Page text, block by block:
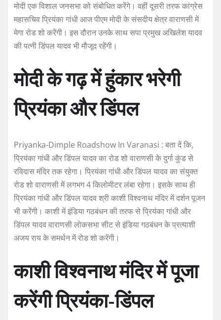
मोदी एक विशाल जनसभा को संबोधित करेंगे। वहीं दूसरी तरफ कांग्रेस
महासचिव प्रियंका गांधी आज पीएम मोदी के संसदीय क्षेत्र वाराणसी में
मेगा रोड शो करेंगी। इस दौरान उनके साथ सपा प्रमुख अखिलेश यादव
की पत्नी डिंपल यादव भी मौजूद रहेंगी।
मोदी के गढ़ में हुंकार भरेगी
प्रियंका और डिंपल
Priyanka-Dimple Roadshow In Varanasi : बता दें कि,
प्रियंका गांधी और डिंपल यादव का रोड शो वाराणसी के दुर्गा कुंड से
रविदास मंदिर तक रहेगा। प्रियंका गांधी और डिंपल यादव का संयुक्त
रोड शो वाराणसी में लगभग 4 किलोमीटर लंबा रहेगा। इसके साथ ही
प्रियंका गांधी और डिंपल यादव श्री काशी विश्वनाथ मंदिर में दर्शन पूजन
भी करेंगी। काशी में इंडिया गठबंधन की तरफ से प्रियंका गांधी और
डिंपल यादव वाराणसी लोकसभा सीट से इंडिया गठबंधन के प्रत्याशी
अजय राय के समर्थन में रोड शो करेंगी।
काशी विश्वनाथ मंदिर में पूजा
करेंगी प्रियंका-डिंपल